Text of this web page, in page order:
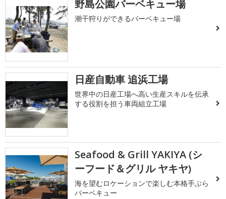
野島公園バーベキュー場
潮干狩りができるバーベキュー場
日産自動車 追浜工場
世界中の日産工場へ高い生産スキルを伝承
する役割を担う車両組立工場
Seafood & Grill YAKIYA (シ
ーフード＆グリル ヤキヤ)
海を望むロケーションで楽しむ本格手ぶら
バーベキュー